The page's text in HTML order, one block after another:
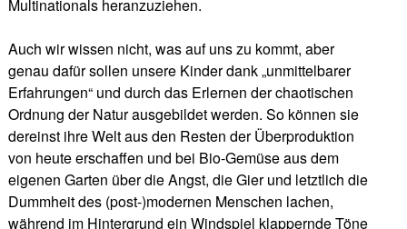
Multinationals heranzuziehen.
Auch wir wissen nicht, was auf uns zu kommt, aber
genau dafür sollen unsere Kinder dank „unmittelbarer
Erfahrungen“ und durch das Erlernen der chaotischen
Ordnung der Natur ausgebildet werden. So können sie
dereinst ihre Welt aus den Resten der Überproduktion
von heute erschaffen und bei Bio-Gemüse aus dem
eigenen Garten über die Angst, die Gier und letztlich die
Dummheit des (post-)modernen Menschen lachen,
während im Hintergrund ein Windspiel klappernde Töne